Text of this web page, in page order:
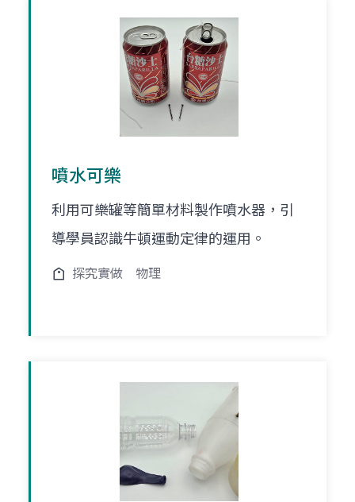
噴水可樂
利用可樂罐等簡單材料製作噴水器，引
導學員認識牛頓運動定律的運用。
探究實做 物理